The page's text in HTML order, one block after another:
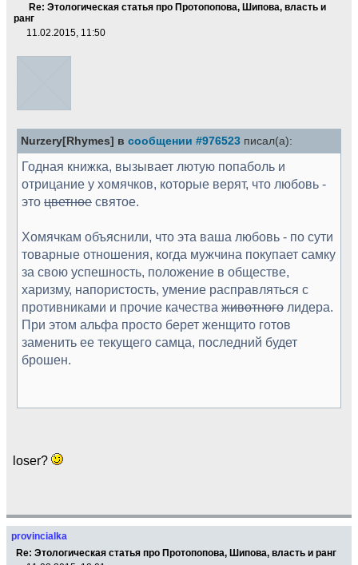
Re: Этологическая статья про Протопопова, Шипова, власть и
ранг
11.02.2015, 11:50
Nurzery[Rhymes] в сообщении #976523 писал(а):
Годная книжка, вызывает лютую попаболь и
отрицание у хомячков, которые верят, что любовь -
это цветное святое.
Хомячкам объяснили, что эта ваша любовь - по сути
товарные отношения, когда мужчина покупает самку
за свою успешность, положение в обществе,
харизму, напористость, умение расправляться с
противниками и прочие качества животного лидера.
При этом альфа просто берет женщито готов
заменить ее текущего самца, последний будет
брошен.
loser?
provincialka
Re: Этологическая статья про Протопопова, Шипова, власть и ранг